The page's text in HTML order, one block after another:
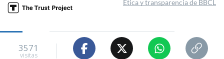
Ética y transparencia de BBCL
3571
visitas